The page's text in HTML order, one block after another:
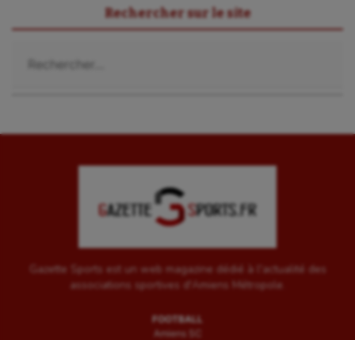
Rechercher sur le site
Gazette Sports est un web magazine dédié à l'actualité des
associations sportives d'Amiens Métropole.
FOOTBALL
Amiens SC